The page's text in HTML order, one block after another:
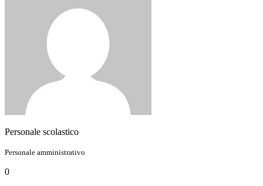
Personale scolastico
Personale amministrativo
0